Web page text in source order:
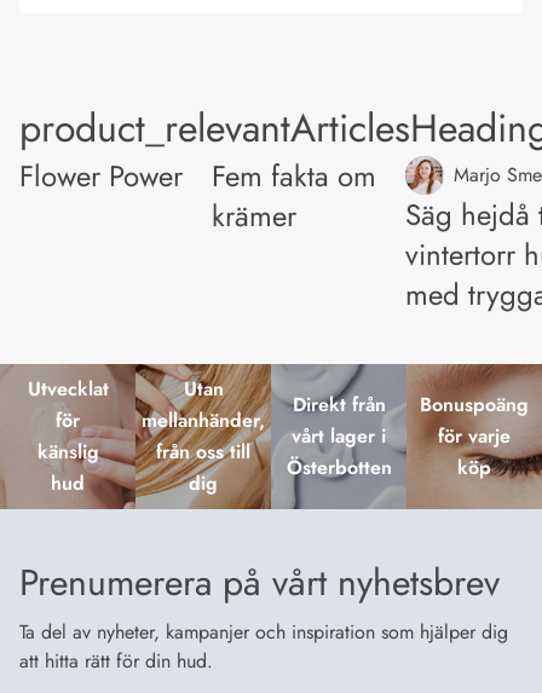
Flower Power
Fem fakta om
krämer
Marjo
Säg hejdå
vintertorr
med
Utvecklat
för
känslig
hud
Utan
mellanhänder,
från oss till
dig
Direkt från
vårt lager i
Österbotten
Bonuspoäng
för varje
köp
Prenumerera på vårt nyhetsbrev
Ta del av nyheter, kampanjer och inspiration som hjälper dig
att hitta rätt för din hud.